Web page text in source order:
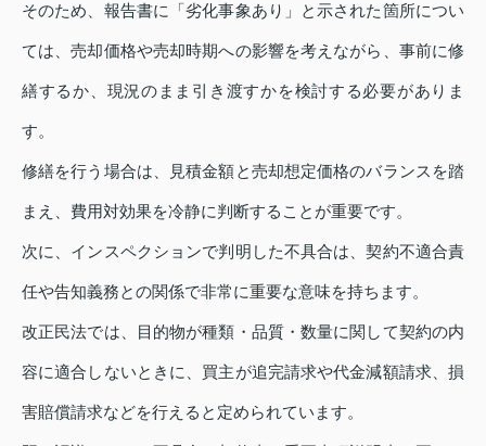
そのため、報告書に「劣化事象あり」と示された箇所につい
ては、売却価格や売却時期への影響を考えながら、事前に修
繕するか、現況のまま引き渡すかを検討する必要がありま
す。
修繕を行う場合は、見積金額と売却想定価格のバランスを踏
まえ、費用対効果を冷静に判断することが重要です。
次に、インスペクションで判明した不具合は、契約不適合責
任や告知義務との関係で非常に重要な意味を持ちます。
改正民法では、目的物が種類・品質・数量に関して契約の内
容に適合しないときに、買主が追完請求や代金減額請求、損
害賠償請求などを行えると定められています。